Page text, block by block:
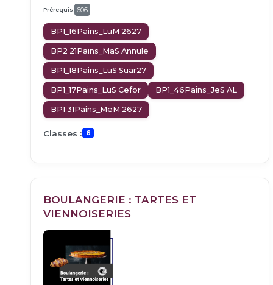
Prérequis: 606
BP1_16Pains_LuM 2627
BP2 21Pains_MaS Annule
BP1_18Pains_LuS Suar27
BP1_17Pains_LuS Cefor BP1_46Pains_JeS AL
BP1 31Pains_MeM 2627
Classes : 6
BOULANGERIE : TARTES ET
VIENNOISERIES